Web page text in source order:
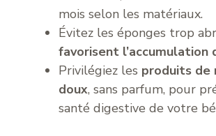
mois selon les matériaux.
Évitez les éponges trop
favorisent l’accumulation
Privilégiez les produits de
doux, sans parfum, pour
santé digestive de votre